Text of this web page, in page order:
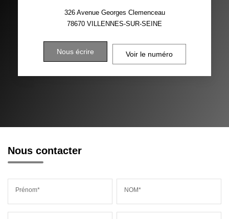
326 Avenue Georges Clemenceau
78670 VILLENNES-SUR-SEINE
Nous écrire Voir le numéro
Nous contacter
Prénom* NOM*